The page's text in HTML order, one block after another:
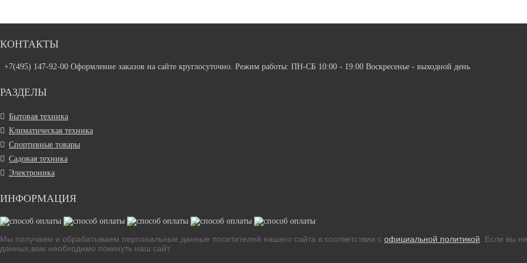
КОНТАКТЫ
+7(495) 147-92-00 Оформление заказов на сайте круглосуточно. Режим работы: ПН-СБ 10:00 - 19:00 Воскресенье - выходной день
РАЗДЕЛЫ
Бытовая техника
Климатическая техника
Спортивные товары
Садовая техника
Электроника
ИНФОРМАЦИЯ
Мы получаем и обрабатываем персональные данные посетителей нашего сайта в соответствии с официальной политикой . Если вы
данных,вам необходимо покинуть наш сайт.